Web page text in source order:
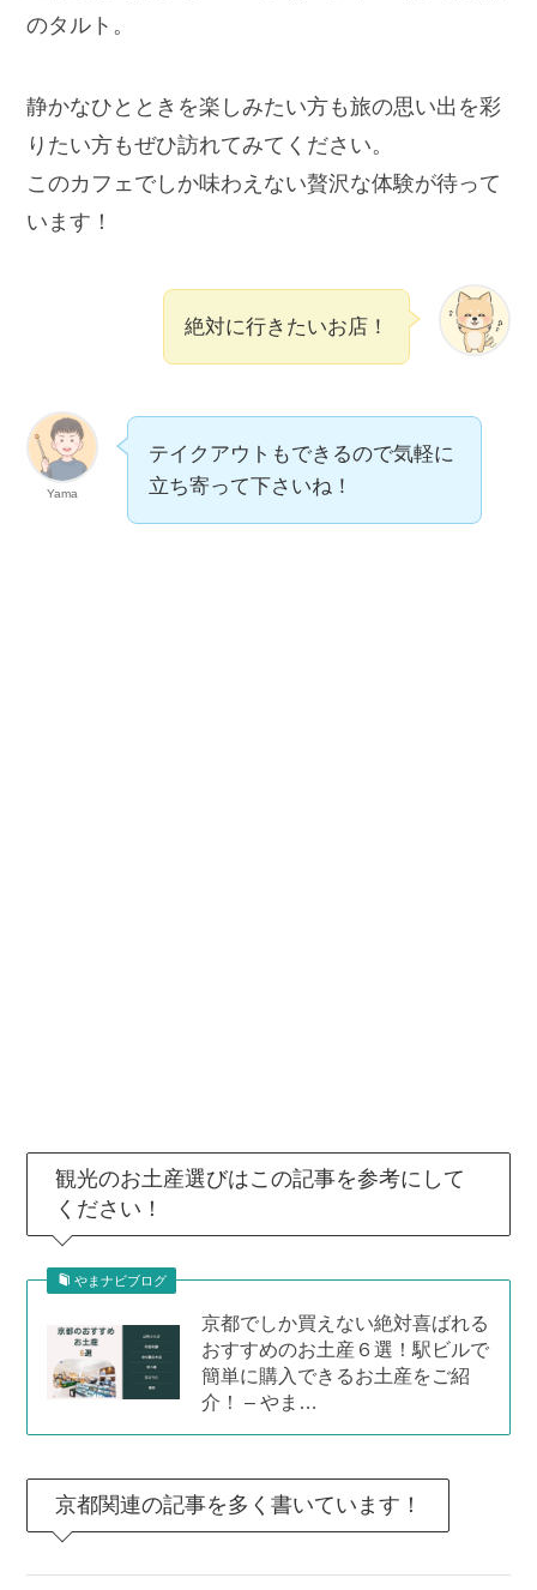
のタルト。
静かなひとときを楽しみたい方も旅の思い出を彩
りたい方もぜひ訪れてみてください。
このカフェでしか味わえない贅沢な体験が待って
います！
絶対に行きたいお店！
Yama
テイクアウトもできるので気軽に
立ち寄って下さいね！
観光のお土産選びはこの記事を参考にして
ください！
やまナビブログ
京都でしか買えない絶対喜ばれる
おすすめのお土産６選！駅ビルで
簡単に購入できるお土産をご紹
介！ – やま…
京都関連の記事を多く書いています！